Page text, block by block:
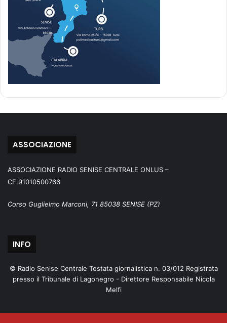
ASSOCIAZIONE
ASSOCIAZIONE RADIO SENISE CENTRALE ONLUS –
CF.91010500766
Corso Guglielmo Marconi, 71 85038 SENISE (PZ)
INFO
© Radio Senise Centrale Testata giornalistica n. 03/012 Registrata
presso il Tribunale di Lagonegro - Direttore Responsabile Nicola
Melfi